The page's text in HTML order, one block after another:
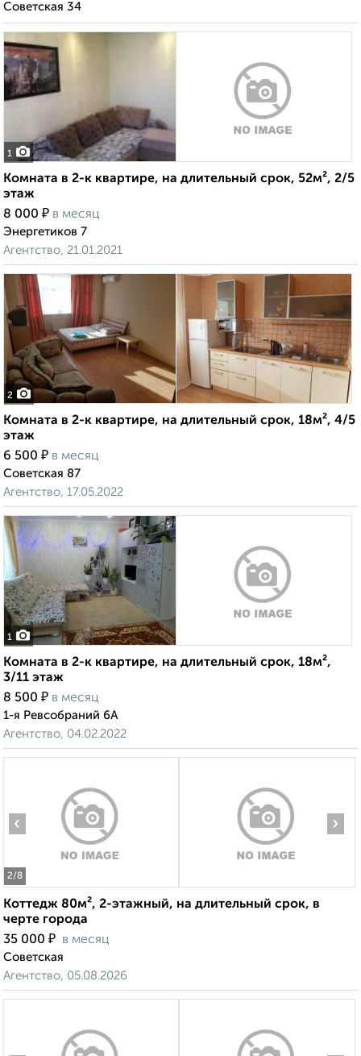
Советская 34
1
Комната в 2-к квартире, на длительный срок, 52м², 2/5
этаж
8 000 ₽ в месяц
Энергетиков 7
Агентство, 21.01.2021
2
Комната в 2-к квартире, на длительный срок, 18м², 4/5
этаж
6 500 ₽ в месяц
Советская 87
Агентство, 17.05.2022
1
Комната в 2-к квартире, на длительный срок, 18м²,
3/11 этаж
8 500 ₽ в месяц
1-я Ревсобраний 6А
Агентство, 04.02.2022
2/8
‹ ›
Коттедж 80м², 2-этажный, на длительный срок, в
черте города
35 000 ₽ в месяц
Советская
Агентство, 05.08.2026